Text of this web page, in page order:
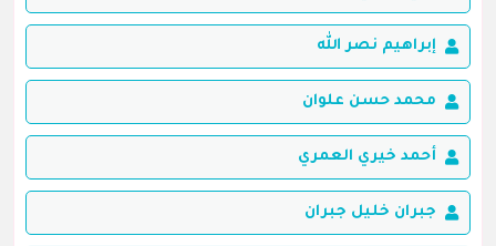
إبراهيم نصر الله
محمد حسن علوان
أحمد خيري العمري
جبران خليل جبران